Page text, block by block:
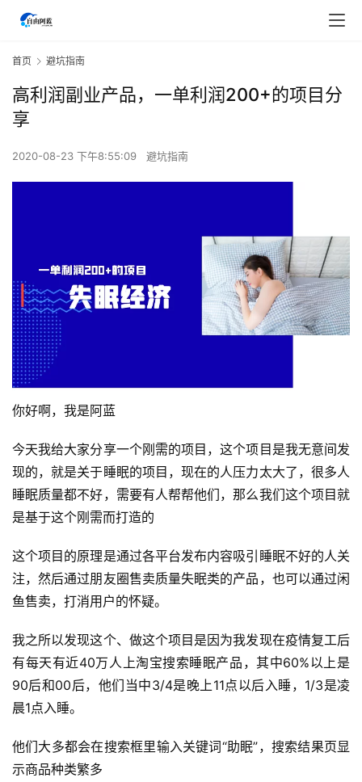
首页 避坑指南
高利润副业产品，一单利润200+的项目分
享
2020-08-23 下午8:55:09 避坑指南
你好啊，我是阿蓝
今天我给大家分享一个刚需的项目，这个项目是我无意间发
现的，就是关于睡眠的项目，现在的人压力太大了，很多人
睡眠质量都不好，需要有人帮帮他们，那么我们这个项目就
是基于这个刚需而打造的
这个项目的原理是通过各平台发布内容吸引睡眠不好的人关
注，然后通过朋友圈售卖质量失眠类的产品，也可以通过闲
鱼售卖，打消用户的怀疑。
我之所以发现这个、做这个项目是因为我发现在疫情复工后
有每天有近40万人上淘宝搜索睡眠产品，其中60%以上是
90后和00后，他们当中3/4是晚上11点以后入睡，1/3是凌
晨1点入睡。
他们大多都会在搜索框里输入关键词“助眠”，搜索结果页显
示商品种类繁多